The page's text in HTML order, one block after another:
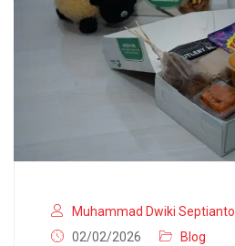
Muhammad Dwiki Septianto
02/02/2026
Blog